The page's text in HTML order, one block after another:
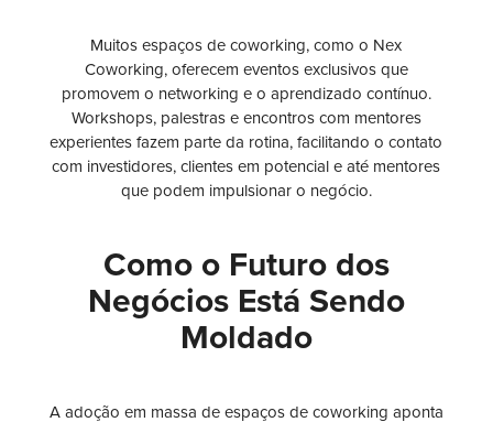
Muitos espaços de coworking, como o Nex
Coworking, oferecem eventos exclusivos que
promovem o networking e o aprendizado contínuo.
Workshops, palestras e encontros com mentores
experientes fazem parte da rotina, facilitando o contato
com investidores, clientes em potencial e até mentores
que podem impulsionar o negócio.
Como o Futuro dos
Negócios Está Sendo
Moldado
A adoção em massa de espaços de coworking aponta